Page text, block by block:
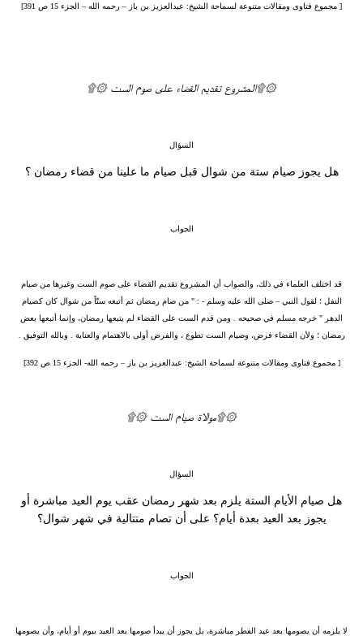
[ مجموع فتاوى ومقالات متنوعة لسماحة الشيخ: عبدالعزيز بن باز – رحمه الله – الجزء 15 ص 391]
۞۩المشروع تقديم القضاء على صوم الست ۞۩
السؤال
هل يجوز صيام ستة من شوال قبل صيام ما علينا من قضاء رمضان ؟
الجواب
قد اختلف العلماء في ذلك، والصواب أن المشروع تقديم القضاء على صوم الست وغيرها من صيام
النفل ؛ لقول النبي – صلى الله عليه وسلم - : " من صام رمضان ثم أتبعه ستّاً من شوال كان كصيام
الدهر " خرجه مسلم في صحيحه . ومن قدم الست على القضاء لم يتبعها رمضان، وإنما أتبعها بعض
رمضان ؛ ولأن القضاء فرض، وصيام الست تطوع ، والفرض أولى بالاهتمام والعناية . وبالله التوفيق .
[ مجموع فتاوى ومقالات متنوعة لسماحة الشيخ: عبدالعزيز بن باز – رحمه الله- الجزء 15 ص 392]
۞۩موالاة صيام الست ۞۩
السؤال
هل صيام الأيام الستة يلزم بعد شهر رمضان عقب يوم العيد مباشرة أو
يجوز بعد العيد بعدة أيام؟ على أن تصام متتالية في شهر شوال؟
الجواب
لا يلزمه أن يصومها بعد عيد الفطر مباشرة، بل يجوز أن يبدأ صومها بعد العيد بيوم أو أيام، وأن يصومها